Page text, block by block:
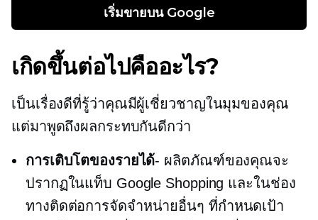
เริ่มขายบน Google
เกิดขึ้นต่อไปคืออะไร?
เป็นเรื่องดีที่รู้ว่าคุณมีผู้เชี่ยวชาญในมุมของคุณ
แต่มาพูดถึงผลกระทบกันดีกว่า
การเติบโตของรายได้- ผลิตภัณฑ์ของคุณจะ
ปรากฏในแท็บ Google Shopping และในช่อง
ทางติดต่อการจัดจำหน่ายอื่นๆ ที่กำหนดเป้า